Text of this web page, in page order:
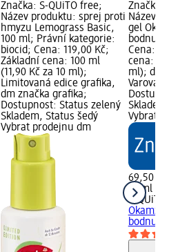
Značka: S-QUiTO free;
Název produktu: sprej proti
hmyzu Lemograss Basic,
100 ml; Právní kategorie:
biocid; Cena: 119,00 Kč;
Základní cena: 100 ml
(11,90 Kč za 10 ml);
Limitovaná edice grafika,
dm značka grafika;
Dostupnost: Status zelený
Skladem, Status šedý
Vybrat prodejnu dm
Značka:
Název
gel
bodnutí
Cena:
cena: 15
ml); dm
Vybrat
69,50 Kč
15 ml
S-
bodnutí